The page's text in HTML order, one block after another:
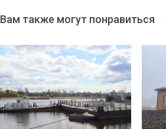
Вам также могут понравиться